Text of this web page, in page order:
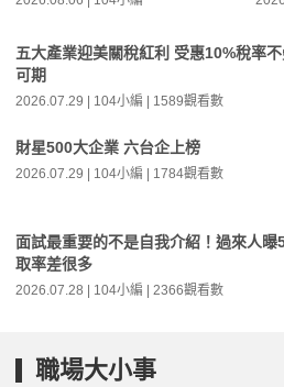
五大產業迎美關稅紅利 受惠10%稅率
可期
2026.07.29 | 104小編 | 1589觀看數
財星500大企業 六台企上榜
2026.07.29 | 104小編 | 1784觀看數
面試最重要的不是自我介紹！過來人曝
取率差很多
2026.07.28 | 104小編 | 2366觀看數
職場大小事